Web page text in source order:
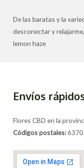
De las baratas y la
desconectar y
lemon haze
Envíos
Flores CBD en la
Códigos postales:6370